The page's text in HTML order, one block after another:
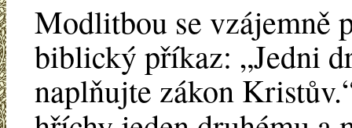
Modlitbou se vzájemně
biblický příkaz: „Jedni
naplňujte zákon